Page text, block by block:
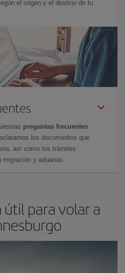
el origen y el destino de tu
preguntas frecuentes
los documentos que
así como los trámites
y aduanas.
para volar a